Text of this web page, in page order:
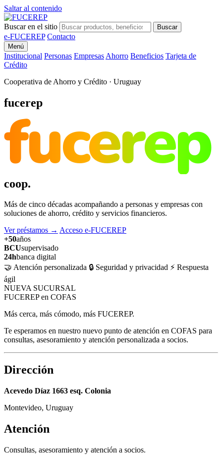
Saltar al contenido
Buscar en el sitio Buscar
e-FUCEREP Contacto
Menú
Institucional Personas Empresas Ahorro Beneficios Tarjeta de
Crédito
Cooperativa de Ahorro y Crédito · Uruguay
fucerep
fucerep
coop.
Más de cinco décadas acompañando a personas y empresas con
soluciones de ahorro, crédito y servicios financieros.
Ver préstamos → Acceso e-FUCEREP
+50años
BCUsupervisado
24hbanca digital
🤝 Atención personalizada 🔒 Seguridad y privacidad ⚡ Respuesta
ágil
NUEVA SUCURSAL
FUCEREP en COFAS
Más cerca, más cómodo, más FUCEREP.
Te esperamos en nuestro nuevo punto de atención en COFAS para
consultas, asesoramiento y atención personalizada a socios.
Dirección
Acevedo Díaz 1663 esq. Colonia
Montevideo, Uruguay
Atención
Consultas, asesoramiento y atención a socios.